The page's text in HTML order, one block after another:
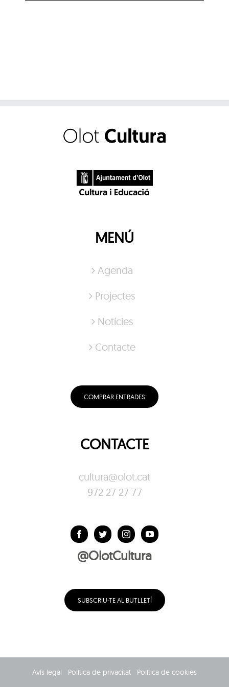
MENÚ
Agenda
Projectes
Notícies
Contacte
COMPRAR ENTRADES
CONTACTE
cultura@olot.cat
972 27 27 77
@OlotCultura
SUBSCRIU-TE AL BUTLLETÍ
Avís legal Política de privacitat Política de cookies